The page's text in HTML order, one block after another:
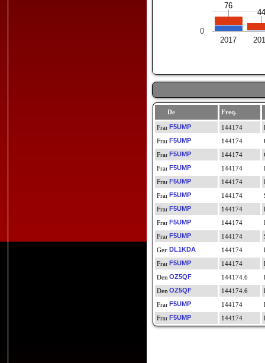
2017
0
76
76
44
44
De Freq.
F5UMP
144174
F5UMP
144174
F5UMP
144174
F5UMP
144174
F5UMP
144174
F5UMP
144174
F5UMP
144174
F5UMP
144174
F5UMP
144174
DL1KDA
144174
F5UMP
144174
OZ5QF
144174.6
OZ5QF
144174.6
F5UMP
144174
F5UMP
144174